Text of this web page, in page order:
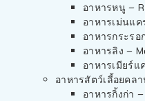
อาหารหนู –
อาหารเม่นแค
อาหารกระรอ
อาหารลิง –
อาหารเมียร์แ
อาหารสัตว์เลี้อยคล
อาหารกิ้งก่า